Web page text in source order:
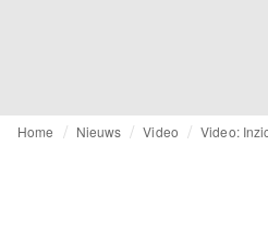
Home Nieuws Video